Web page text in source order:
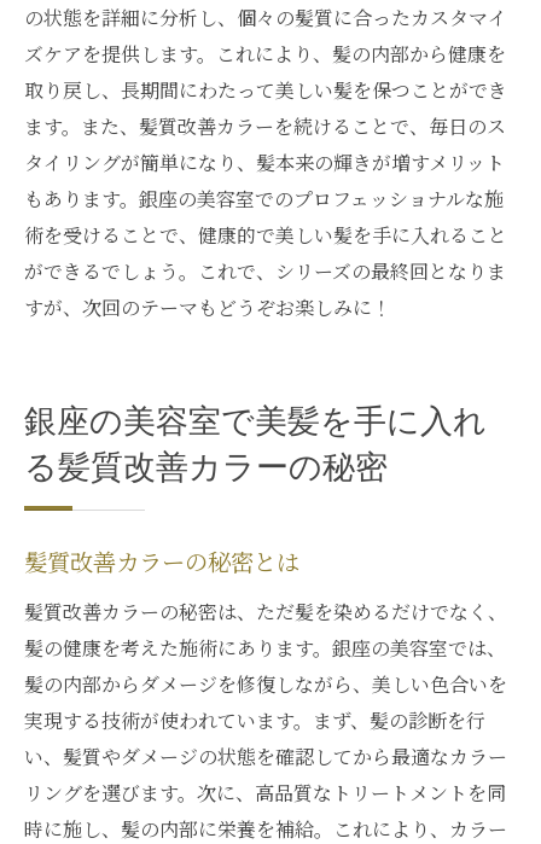
の状態を詳細に分析し、個々の髪質に合ったカスタマイ
ズケアを提供します。これにより、髪の内部から健康を
取り戻し、長期間にわたって美しい髪を保つことができ
ます。また、髪質改善カラーを続けることで、毎日のス
タイリングが簡単になり、髪本来の輝きが増すメリット
もあります。銀座の美容室でのプロフェッショナルな施
術を受けることで、健康的で美しい髪を手に入れること
ができるでしょう。これで、シリーズの最終回となりま
すが、次回のテーマもどうぞお楽しみに！
銀座の美容室で美髪を手に入れ
る髪質改善カラーの秘密
髪質改善カラーの秘密とは
髪質改善カラーの秘密は、ただ髪を染めるだけでなく、
髪の健康を考えた施術にあります。銀座の美容室では、
髪の内部からダメージを修復しながら、美しい色合いを
実現する技術が使われています。まず、髪の診断を行
い、髪質やダメージの状態を確認してから最適なカラー
リングを選びます。次に、高品質なトリートメントを同
時に施し、髪の内部に栄養を補給。これにより、カラー